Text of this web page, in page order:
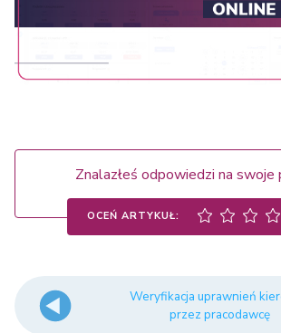
Znalazłeś odpowiedzi na swoje
OCEŃ ARTYKUŁ:
Weryfikacja uprawnień
przez pracodawcę